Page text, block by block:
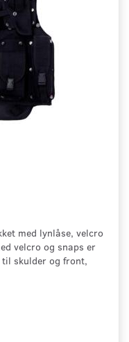
med lynlåse, velcro
velcro og snaps er
skulder og front,